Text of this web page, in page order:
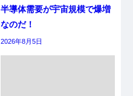
半導体需要が宇宙規模で爆増
なのだ！
2026年8月5日